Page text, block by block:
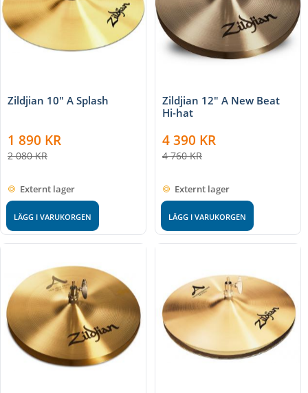
Zildjian 10" A Splash
1 890 KR
2 080KR
Externt lager
LÄGG I VARUKORGEN
Zildjian 12" A New Beat
Hi-hat
4 390 KR
4 760KR
Externt lager
LÄGG I VARUKORGEN